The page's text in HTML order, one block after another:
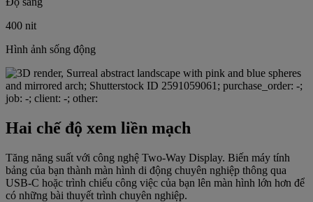
400 nit
Hình ảnh sống động
Hai chế độ xem liền mạch
Tăng năng suất với công nghệ Two-Way Display. Biến máy tính
bảng của bạn thành màn hình di động chuyên nghiệp thông qua
USB-C hoặc trình chiếu công việc của bạn lên màn hình lớn hơn để
có những bài thuyết trình chuyên nghiệp.